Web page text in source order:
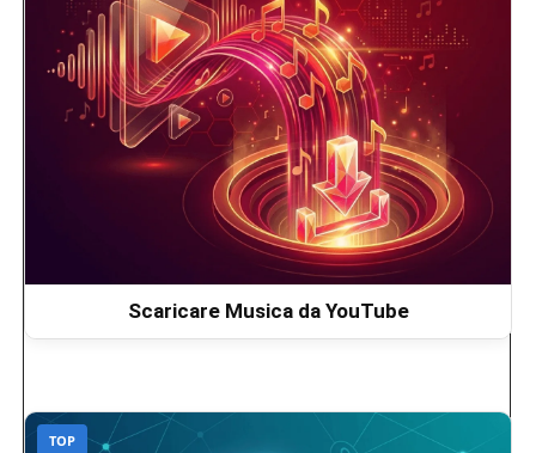
Scaricare Musica da YouTube
TOP